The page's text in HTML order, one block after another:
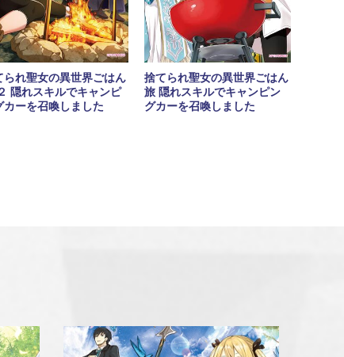
られ聖女の異世界ごはん
隠れスキルでキャンピ
カーを召喚しました
捨てられ聖女の異世界ごはん
旅 隠れスキルでキャンピン
グカーを召喚しました